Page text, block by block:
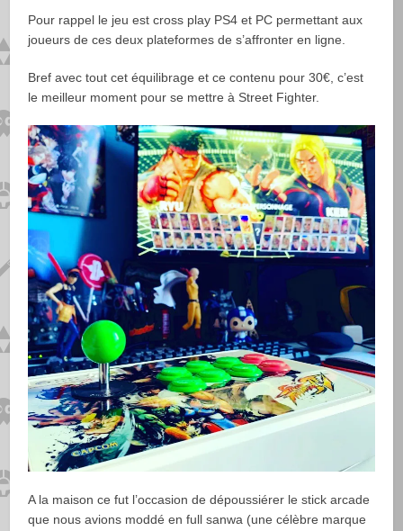
Pour rappel le jeu est cross play PS4 et PC permettant aux
joueurs de ces deux plateformes de s’affronter en ligne.
Bref avec tout cet équilibrage et ce contenu pour 30€, c’est
le meilleur moment pour se mettre à Street Fighter.
A la maison ce fut l’occasion de dépoussiérer le stick arcade
que nous avions moddé en full sanwa (une célèbre marque